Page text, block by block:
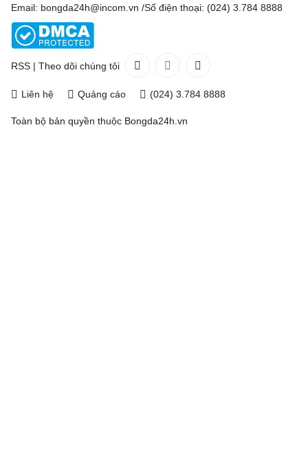
Email: bongda24h@incom.vn /Số điện thoại: (024) 3.784 8888
RSS | Theo dõi chúng tôi
Liên hệ Quảng cáo (024) 3.784 8888
Toàn bộ bản quyền thuộc Bongda24h.vn